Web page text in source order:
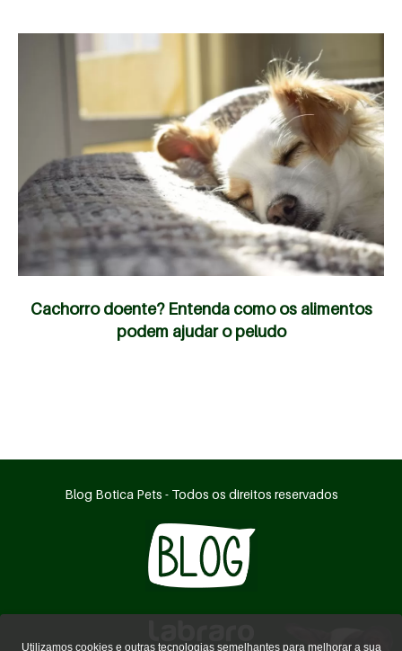
Cachorro doente? Entenda como os alimentos
podem ajudar o peludo
Blog Botica Pets - Todos os direitos reservados
Utilizamos cookies e outras tecnologias semelhantes para melhorar a sua